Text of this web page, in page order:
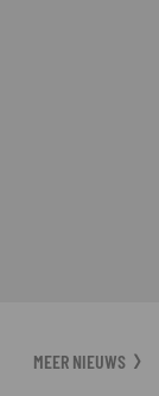
MEER NIEUWS